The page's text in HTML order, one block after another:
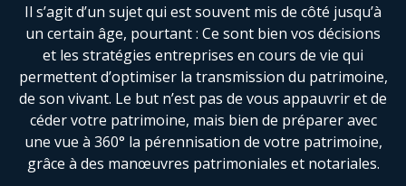
Il s’agit d’un sujet qui est souvent mis de côté jusqu’à
un certain âge, pourtant : Ce sont bien vos décisions
et les stratégies entreprises en cours de vie qui
permettent d’optimiser la transmission du patrimoine,
de son vivant. Le but n’est pas de vous appauvrir et de
céder votre patrimoine, mais bien de préparer avec
une vue à 360° la pérennisation de votre patrimoine,
grâce à des manœuvres patrimoniales et notariales.